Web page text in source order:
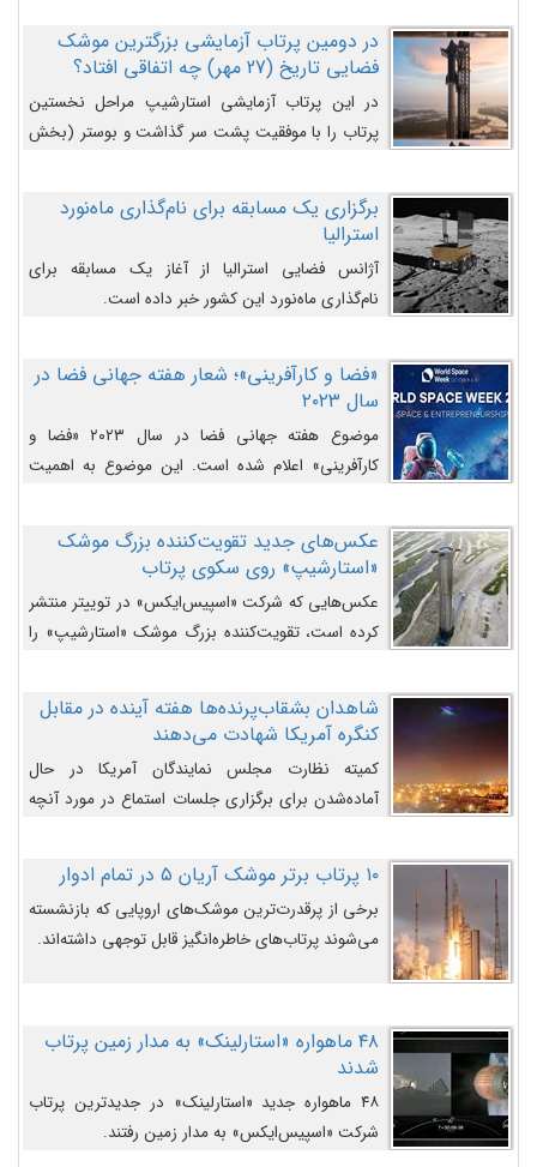
در دومین پرتاب آزمایشی بزرگترین موشک
فضایی تاریخ (27 مهر‌) چه اتفاقی افتاد؟
در این پرتاب آزمایشی استارشیپ مراحل نخستین
پرتاب را با موفقیت پشت سر گذاشت و بوستر (بخش
را وارد مسیر از پیش تعیین‌شده کند و سپس با یک
مکانیزم جدید با موفقیت از آن جدا شود. ‌
برگزاری یک مسابقه برای نام‌گذاری ماه‌نورد
استرالیا
آژانس فضایی استرالیا از آغاز یک مسابقه برای
نام‌گذاری ماه‌نورد این کشور خبر داده است.
«فضا و کارآفرینی»؛ شعار هفته جهانی فضا در
سال ۲۰۲۳
موضوع هفته جهانی فضا در سال ۲۰۲۳ «فضا و
کارآفرینی» اعلام شده است. این موضوع به اهمیت
روزافزون کارآفرینی در حوزه فضایی و مزایای جدیدی که
کارآفرینان این حوزه ایجاد می‌کنند، می‌پردازد.
عکس‌های جدید تقویت‌کننده بزرگ موشک
«استارشیپ» روی سکوی پرتاب
عکس‌هایی که شرکت «اسپیس‌ایکس» در توییتر منتشر
کرده است، تقویت‌کننده بزرگ موشک «استارشیپ» را
شاهدان بشقاب‌پرنده‌ها هفته آینده در مقابل
کنگره آمریکا شهادت می‌دهند
کمیته نظارت مجلس نمایندگان آمریکا در حال
آماده‌شدن برای برگزاری جلسات استماع در مورد آنچه
می‌دانند، است و قرار است افشاگران یوفوها هفته آینده
در مقابل آنها شهادت دهند.۱۰ پرتاب برتر موشک آریان ۵ در تمام ادوار
برخی از پرقدرت‌ترین موشک‌های اروپایی که بازنشسته
می‌شوند پرتاب‌های خاطره‌انگیز قابل توجهی داشته‌اند.
۴۸ ماهواره «استارلینک» به مدار زمین پرتاب
شدند
۴۸ ماهواره جدید «استارلینک» در جدیدترین پرتاب
شرکت «اسپیس‌ایکس» به مدار زمین رفتند.